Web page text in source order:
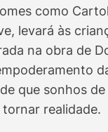
como
levará às
na obra de
que sonhos
realidade.